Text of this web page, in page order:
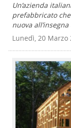
Un’azienda
prefabbricato
nuova
Lunedì, 20 Marzo